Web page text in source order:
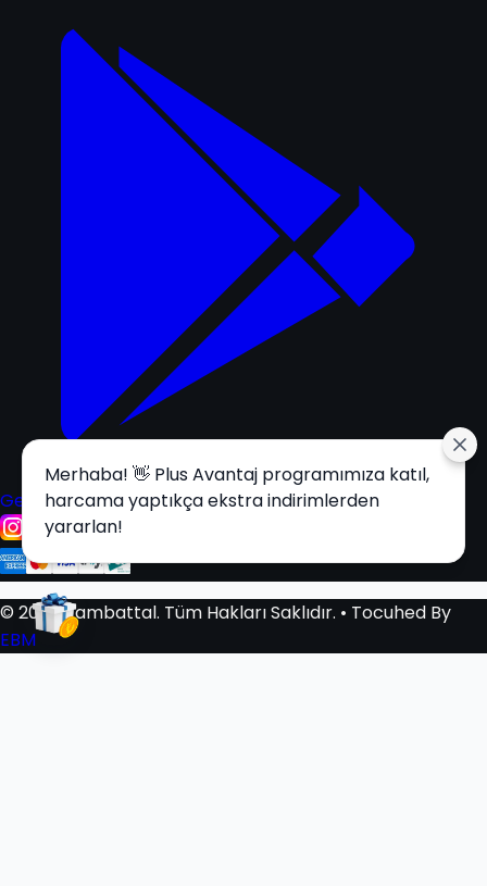
Get it onGoogle Play
© 2025 Tambattal. Tüm Hakları Saklıdır. • Tocuhed By
EBM
Merhaba! 👋 Plus Avantaj programımıza katıl,
harcama yaptıkça ekstra indirimlerden
yararlan!